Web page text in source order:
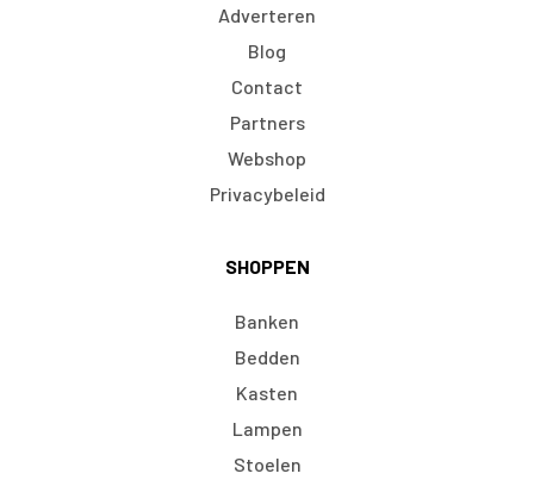
Adverteren
Blog
Contact
Partners
Webshop
Privacybeleid
SHOPPEN
Banken
Bedden
Kasten
Lampen
Stoelen